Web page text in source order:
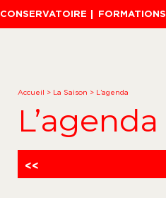
CONSERVATOIRE FORMATIONS
Accueil > La Saison > L’agenda
L’agenda
<<